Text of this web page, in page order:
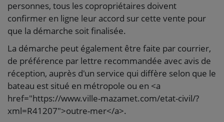
personnes, tous les copropriétaires doivent
confirmer en ligne leur accord sur cette vente pour
que la démarche soit finalisée.
La démarche peut également être faite par courrier,
de préférence par lettre recommandée avec avis de
réception, auprès d'un service qui diffère selon que le
bateau est situé en métropole ou en <a
href="https://www.ville-mazamet.com/etat-civil/?
xml=R41207">outre-mer</a>.